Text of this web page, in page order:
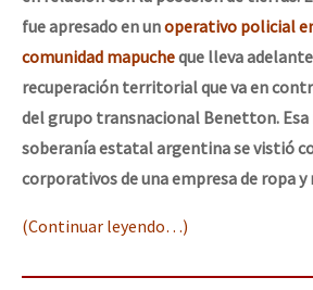
fue apresado en unoperativo policial
comunidad mapucheque lleva
recuperación territorial que va en
del grupo transnacional Benetton.
soberanía estatal argentina se vistió
corporativos de una empresa de ropa y
(Continuar leyendo…)